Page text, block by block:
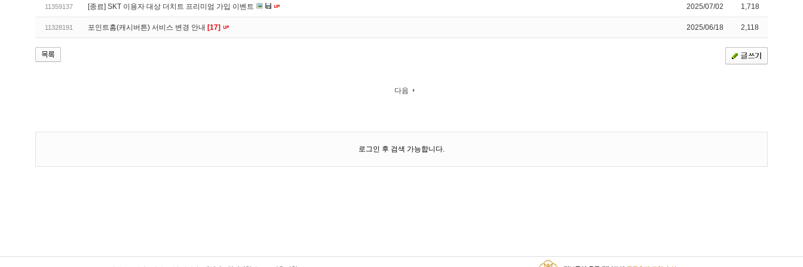
11359137 [종료] SKT 이용자 대상 더치트 프리미엄 가입 이벤트 2025/07/02 1,718
11328191 포인트홈(캐시버튼) 서비스 변경 안내 [17] 2025/06/18 2,118
다음
로그인 후 검색 가능합니다.